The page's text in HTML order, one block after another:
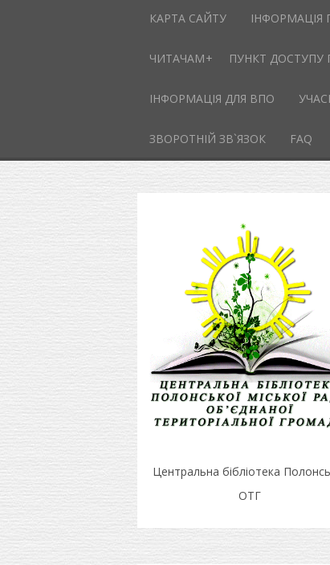
КАРТА САЙТУ ІНФОРМАЦІЯ
ЧИТАЧАМ ПУНКТ ДОСТУПУ
ІНФОРМАЦІЯ ДЛЯ ВПО
ЗВОРОТНІЙ ЗВ`ЯЗОК FAQ
Центральна бібліотека
ОТГ